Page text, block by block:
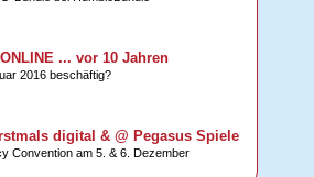
... vor 10 Jahren
2016 beschäftig?
digital & @ Pegasus Spiele
Convention am 5. & 6. Dezember